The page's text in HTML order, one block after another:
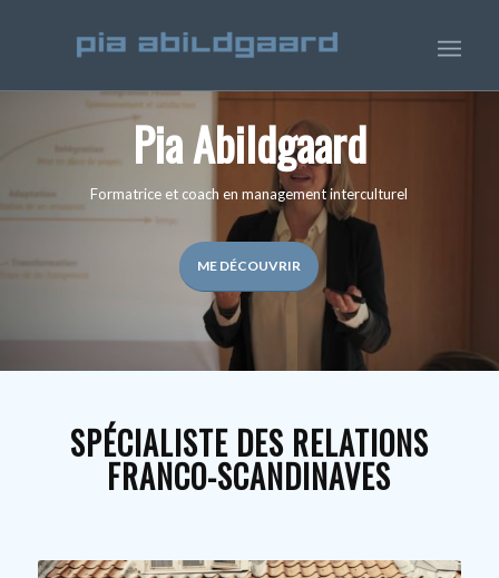
Pia Abildgaard
Formatrice et coach en management interculturel
ME DÉCOUVRIR
SPÉCIALISTE DES RELATIONS
FRANCO-SCANDINAVES